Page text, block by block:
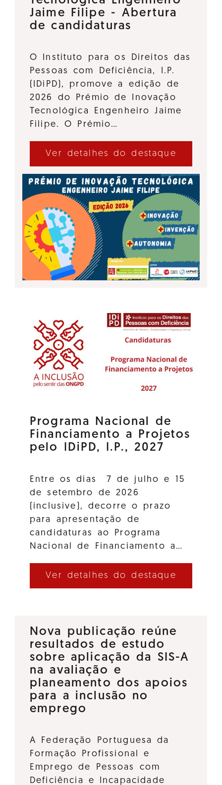
Jaime Filipe - Abertura
de candidaturas
O Instituto para os Direitos das
Pessoas com Deficiência, I.P.
(IDiPD), promove a edição de
2026 do Prémio de Inovação
Tecnológica Engenheiro Jaime
Filipe. O Prémio…
Ver detalhes do destaque
Programa Nacional de
Financiamento a Projetos
pelo IDiPD, I.P., 2027
Entre os dias 7 de julho e 15
de setembro de 2026
(inclusive), decorre o prazo
para apresentação de
candidaturas ao Programa
Nacional de Financiamento a…
Ver detalhes do destaque
Nova publicação reúne
resultados de estudo
sobre aplicação da SIS-A
na avaliação e
planeamento dos apoios
para a inclusão no
emprego
A Federação Portuguesa da
Formação Profissional e
Emprego de Pessoas com
Deficiência e Incapacidade